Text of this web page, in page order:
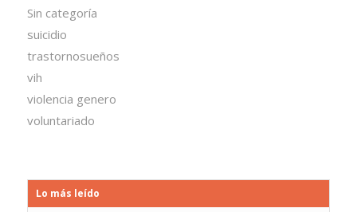
Sin categoría
suicidio
trastornosueños
vih
violencia genero
voluntariado
Lo más leído